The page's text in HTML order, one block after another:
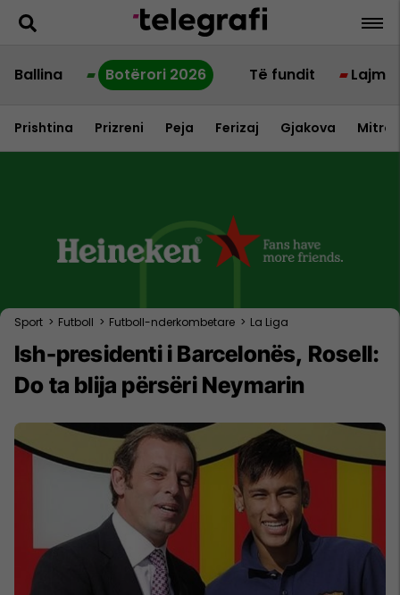
Ballina Botërori 2026 Të fundit Lajme
Prishtina Prizreni Peja Ferizaj Gjakova
Sport > Futboll > Futboll-nderkombetare > La Liga
Ish-presidenti i Barcelonës, Rosell:
Do ta blija përsëri Neymarin